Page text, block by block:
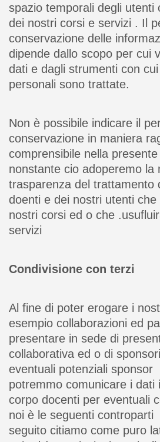
spazio temporali degli utenti
dei nostri corsi e servizi . Il
conservazione delle
dipende dallo scopo per cui
dati e dagli strumenti con
personali sono trattate.
Non è possibile indicare il
conservazione in maniera
comprensibile nella
nonstante cio adoperemo la
trasparenza del trattamento
doenti e dei nostri utenti
nostri corsi ed o che
servizi
Condivisione con terzi
Al fine di poter erogare i
esempio collaborazioni ed
presentare in sede di
collaborativa ed o di
eventuali potenziali sponsor
potremmo comunicare i dati
corpo docenti per eventuali
noi è le seguenti
seguito citiamo come puro